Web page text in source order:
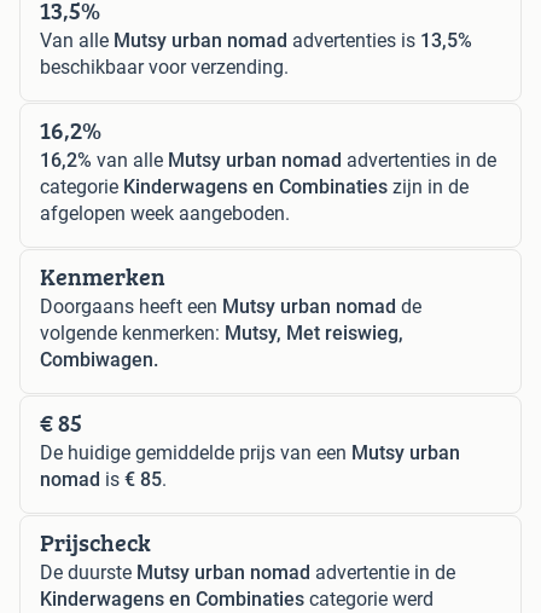
13,5%
Van alle Mutsy urban nomad advertenties is 13,5%
beschikbaar voor verzending.
16,2%
16,2% van alle Mutsy urban nomad advertenties in de
categorie Kinderwagens en Combinaties zijn in de
afgelopen week aangeboden.
Kenmerken
Doorgaans heeft een Mutsy urban nomad de
volgende kenmerken: Mutsy, Met reiswieg,
Combiwagen.
€ 85
De huidige gemiddelde prijs van een Mutsy urban
nomad is € 85.
Prijscheck
De duurste Mutsy urban nomad advertentie in de
Kinderwagens en Combinaties categorie werd